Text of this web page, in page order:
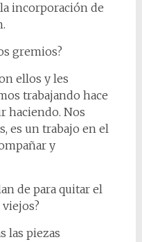
incorporación de
gremios?
ellos y les
trabajando hace
haciendo. Nos
es un trabajo en el
y
de para quitar el
las piezas